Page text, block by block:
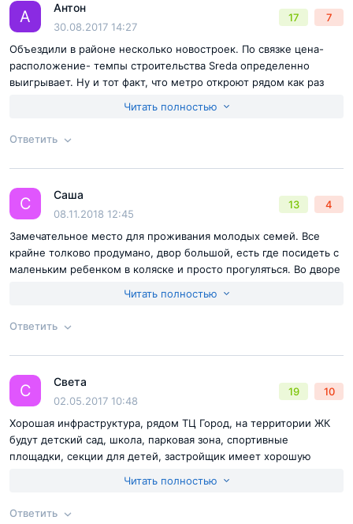
Большое внимание в проекте уделено спорту: если всё
Рядом с домами разместится футбольное поле и
теннисная академия, по всему кварталу протянутся
беговые и велосипедные дорожки.
Вход в подъезды без порогов и ступеней удобен не
только для людей с ограниченными возможностями, но
и для мам с колясками, и для велосипедистов. Внутри
предусмотрено место для хранения этих транспортных
средств, стойка консьержа. Выглядят холлы на рендерах
бетоном в бежевой палитре на стенах. Лифтов, правда,
маловато: на 250 квартир всего 3: в часы пик возможны
очереди.
Отправить комментарий
Ответ на отзыв
Согласен справилами публикациина сайте
Отправить комментарий
А Антон
30.08.2017 14:27
17 7
Объездили в районе несколько новостроек. По связке цена-
расположение- темпы строительства Sreda определенно
выигрывает. Ну и тот факт, что метро откроют рядом как раз
Читать полностью
Ответить
Ответ на отзыв
Согласен справилами публикациина сайте
Отправить комментарий
С Саша
08.11.2018 12:45
13 4
Замечательное место для проживания молодых семей. Все
крайне толково продумано, двор большой, есть где посидеть с
маленьким ребенком в коляске и просто прогуляться. Во дворе
Читать полностью
Ответить
Ответ на отзыв
С Света
02.05.2017 10:48
19 10
Хорошая инфраструктура, рядом ТЦ Город, на территории ЖК
будут детский сад, школа, парковая зона, спортивные
площадки, секции для детей, застройщик имеет хорошую
вынесены за территорию двора.
Читать полностью
Ответить